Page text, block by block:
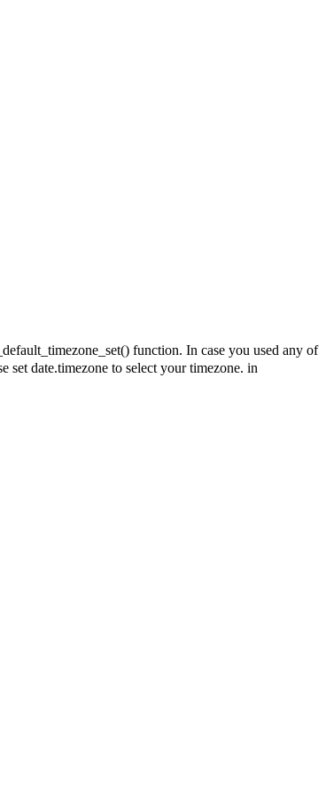
function. In case you used any of
set date.timezone to select your timezone. in